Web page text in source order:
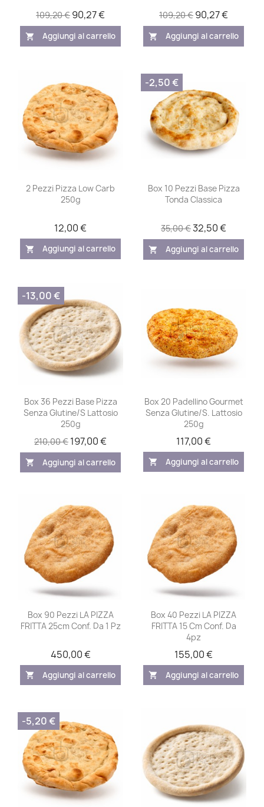
109,20 € 90,27 €
shopping_cart Aggiungi al carrello
109,20 € 90,27 €
shopping_cart Aggiungi al carrello
2 Pezzi Pizza Low Carb
250g
12,00 €
shopping_cart Aggiungi al carrello
Box 10 Pezzi Base Pizza
Tonda Classica
35,00 €32,50 €
shopping_cart Aggiungi al carrello
-2,50 €
Box 36 Pezzi Base Pizza
Senza Glutine/S Lattosio
250g
210,00 € 197,00 €
shopping_cart Aggiungi al carrello
-13,00 €
Box 20 Padellino Gourmet
Senza Glutine/S. Lattosio
250g
117,00 €
shopping_cart Aggiungi al carrello
Box 90 Pezzi LA PIZZA
FRITTA 25cm Conf. Da 1 Pz
450,00 €
shopping_cart Aggiungi al carrello
Box 40 Pezzi LA PIZZA
FRITTA 15 Cm Conf. Da
4pz
155,00 €
shopping_cart Aggiungi al carrello
-5,20 €